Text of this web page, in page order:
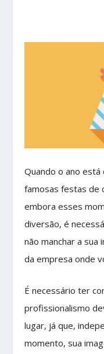
Quando o ano está
famosas festas de
embora esses
diversão, é
não manchar a sua
da empresa onde
É necessário ter
profissionalismo
lugar, já que,
momento, sua